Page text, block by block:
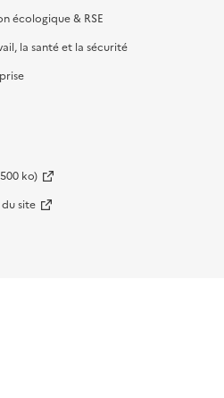
écologique & RSE
la santé et la sécurité
ko)
site